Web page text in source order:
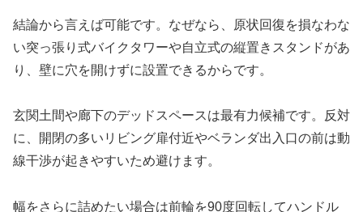
結論から言えば可能です。なぜなら、原状回復を損なわな
い突っ張り式バイクタワーや自立式の縦置きスタンドがあ
り、壁に穴を開けずに設置できるからです。
玄関土間や廊下のデッドスペースは最有力候補です。反対
に、開閉の多いリビング扉付近やベランダ出入口の前は動
線干渉が起きやすいため避けます。
幅をさらに詰めたい場合は前輪を90度回転してハンドル